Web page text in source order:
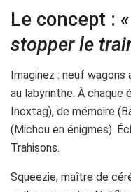
Le concept :
stopper le
Imaginez : neuf
au labyrinthe. À chaque
Inoxtag), de mémoire
(Michou en énigmes).
Trahisons.
Squeezie, maître de